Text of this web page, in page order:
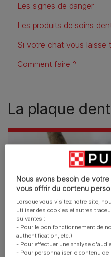
Les signes de danger
Les produits de soins
Si votre chat vous laisse
Comment faire ?
La plaque
Nous avons besoin de
vous offrir du contenu
Lorsque vous visitez notre site,
utiliser des cookies et autres
suivantes :
- Pour le bon fonctionnement de
authentification, etc.)
- Pour effectuer une analyse
- Pour personnaliser le contenu